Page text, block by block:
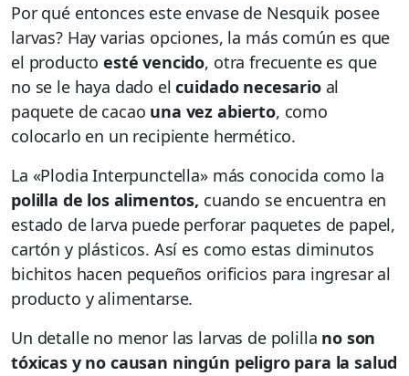
Por qué entonces este envase de Nesquik posee
larvas? Hay varias opciones, la más común es que
el productoesté vencido, otra frecuente es que
no se le haya dado elcuidado necesarioal
paquete de cacao una vez abierto, como
colocarlo en un recipiente hermético.
La «Plodia Interpunctella» más conocida como la
polilla de los alimentos, cuando se encuentra en
estado de larva puede perforar paquetes de papel,
cartón y plásticos. Así es como estas diminutos
bichitos hacen pequeños orificios para ingresar al
producto y alimentarse.
Un detalle no menor las larvas de polilla no son
tóxicas y no causan ningún peligro para la salud